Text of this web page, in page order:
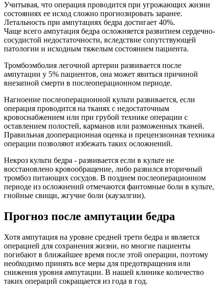
Учитывая, что операция проводится при угрожающих жизни
состояниях ее исход сложно прогнозировать заранее.
Летальность при ампутациях бедра достигает 40%.
Чаще всего ампутация бедра осложняется развитием сердечно-
сосудистой недостаточности, вследствие сопутствующей
патологии и исходным тяжелым состоянием пациента.
Тромбоэмболия легочной артерии развивается после
ампутации у 5% пациентов, она может явиться причиной
внезапной смерти в послеоперационном периоде.
Нагноение послеоперационной культи развивается, если
операция проводится на тканях с недостаточным
кровоснабжением или при грубой технике операции с
оставлением полостей, карманов или разможенных тканей.
Правильная дооперационная оценка и прецензионная техника
операции позволяют избежать таких осложнений.
Некроз культи бедра - развивается если в культе не
восстановлено кровообращение, либо развился вторичный
тромбоз питающих сосудов. В позднем послеоперационном
периоде из осложнений отмечаются фантомные боли в культе,
гнойные свищи, жгучие боли (каузалгии).
Прогноз после ампутации бедра
Хотя ампутация на уровне средней трети бедра и является
операцией для сохранения жизни, но многие пациенты
погибают в ближайшее время после этой операции, поэтому
необходимо принять все меры для предотвращения или
снижения уровня ампутации. В нашей клинике количество
таких операций сокращается из года в год.